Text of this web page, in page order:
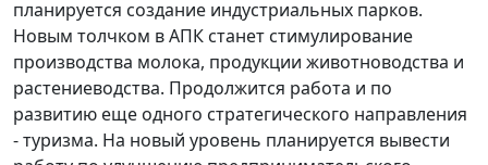
планируется создание индустриальных парков.
Новым толчком в АПК станет стимулирование
производства молока, продукции животноводства и
растениеводства. Продолжится работа и по
развитию еще одного стратегического направления
- туризма. На новый уровень планируется вывести